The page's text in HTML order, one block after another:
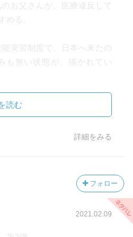
お父さんが、医療違反して
める。
実習制度で、日本へ来たの
も無い状態が、描かれてい
ていくのだが、身内からの
を始めて知った。
いう事も、危険が含まれる
た外国人は、レシピエントと
エントの親族の替え玉にし
読む
詳細をみる
フォロー
2021.02.09